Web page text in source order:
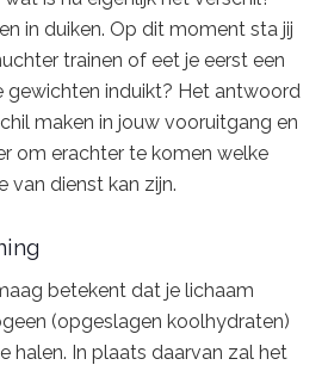
in duiken. Op dit moment sta jij
trainen of eet je eerst een
gewichten induikt? Het antwoord
maken in jouw vooruitgang en
om erachter te komen welke
van dienst kan zijn.
betekent dat je lichaam
(opgeslagen koolhydraten)
halen. In plaats daarvan zal het